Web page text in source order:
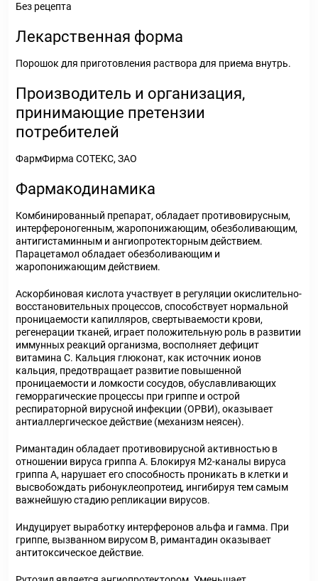
Без рецепта
Лекарственная форма
Порошок для приготовления раствора для приема внутрь.
Производитель и организация,
принимающие претензии
потребителей
ФармФирма СОТЕКС, ЗАО
Фармакодинамика
Комбинированный препарат, обладает противовирусным,
интерфероногенным, жаропонижающим, обезболивающим,
антигистаминным и ангиопротекторным действием.
Парацетамол обладает обезболивающим и
жаропонижающим действием.
Аскорбиновая кислота участвует в регуляции окислительно-
восстановительных процессов, способствует нормальной
проницаемости капилляров, свертываемости крови,
регенерации тканей, играет положительную роль в развитии
иммунных реакций организма, восполняет дефицит
витамина С. Кальция глюконат, как источник ионов
кальция, предотвращает развитие повышенной
проницаемости и ломкости сосудов, обуславливающих
геморрагические процессы при гриппе и острой
респираторной вирусной инфекции (ОРВИ), оказывает
антиаллергическое действие (механизм неясен).
Римантадин обладает противовирусной активностью в
отношении вируса гриппа А. Блокируя М2-каналы вируса
гриппа А, нарушает его способность проникать в клетки и
высвобождать рибонуклеопротеид, ингибируя тем самым
важнейшую стадию репликации вирусов.
Индуцирует выработку интерферонов альфа и гамма. При
гриппе, вызванном вирусом В, римантадин оказывает
антитоксическое действие.